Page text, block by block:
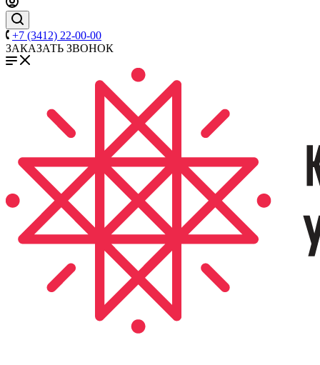
+7 (3412) 22-00-00
ЗАКАЗАТЬ ЗВОНОК